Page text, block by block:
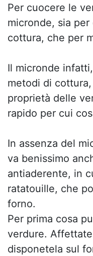
Per cuocere le
micronde, sia
cottura, che per
Il micronde
metodi di
proprietà delle
rapido per cui
In assenza del
va benissimo
antiaderente, in
ratatouille, che
forno.
Per prima cosa
verdure.
disponetela sul